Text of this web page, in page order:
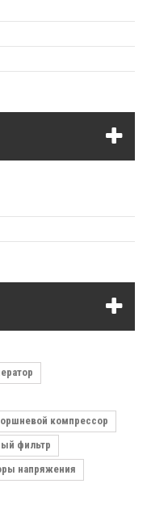
компрессор
фильтр
напряжения